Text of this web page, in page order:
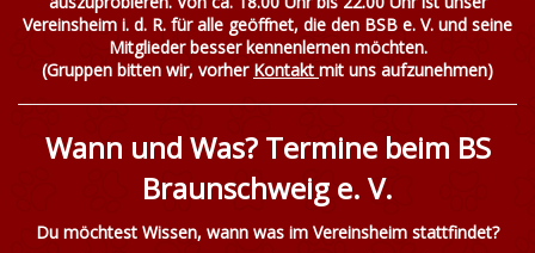
Vereinsheim i. d. R. für alle geöffnet, die den BSB e. V. und seine
Mitglieder besser kennenlernen möchten.
(Gruppen bitten wir, vorher Kontakt mit uns aufzunehmen)
Wann und Was? Termine beim BS
Braunschweig e. V.
Du möchtest Wissen, wann was im Vereinsheim stattfindet?